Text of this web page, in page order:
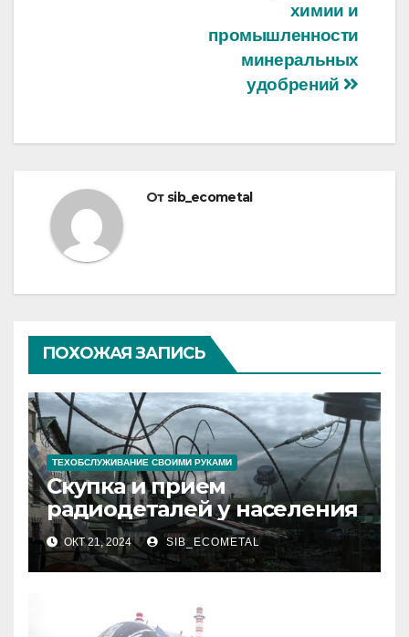
химии и
промышленности
минеральных
удобрений
От sib_ecometal
ПОХОЖАЯ ЗАПИСЬ
ТЕХОБСЛУЖИВАНИЕ СВОИМИ РУКАМИ
Скупка и прием
радиодеталей у населения
ОКТ 21, 2024 SIB_ECOMETAL